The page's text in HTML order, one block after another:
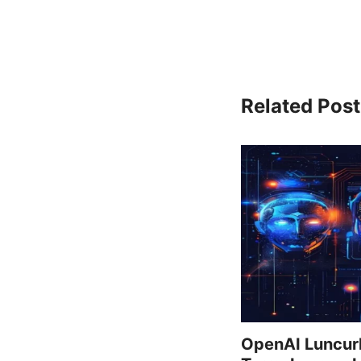
Related Post
OpenAI